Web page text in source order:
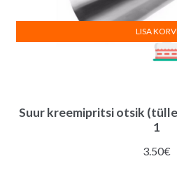
Suur kreemipritsi otsik
1
3.50€
LISA KORVI